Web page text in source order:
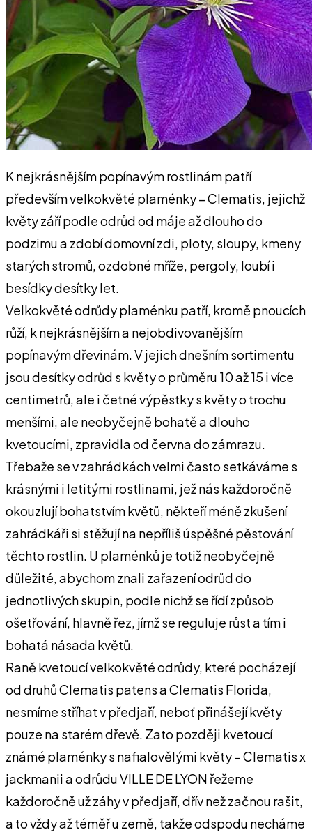
K nejkrásnějším popínavým rostlinám patří
především velkokvěté plaménky – Clematis, jejichž
květy září podle odrůd od máje až dlouho do
podzimu a zdobí domovní zdi, ploty, sloupy, kmeny
starých stromů, ozdobné mříže, pergoly, loubí i
besídky desítky let.
Velkokvěté odrůdy plaménku patří, kromě pnoucích
růží, k nejkrásnějším a nejobdivovanějším
popínavým dřevinám. V jejich dnešním sortimentu
jsou desítky odrůd s květy o průměru 10 až 15 i více
centimetrů, ale i četné výpěstky s květy o trochu
menšími, ale neobyčejně bohatě a dlouho
kvetoucími, zpravidla od června do zámrazu.
Třebaže se v zahrádkách velmi často setkáváme s
krásnými i letitými rostlinami, jež nás každoročně
okouzlují bohatstvím květů, někteří méně zkušení
zahrádkáři si stěžují na nepříliš úspěšné pěstování
těchto rostlin. U plaménků je totiž neobyčejně
důležité, abychom znali zařazení odrůd do
jednotlivých skupin, podle nichž se řídí způsob
ošetřování, hlavně řez, jímž se reguluje růst a tím i
bohatá násada květů.
Raně kvetoucí velkokvěté odrůdy, které pocházejí
od druhů Clematis patens a Clematis Florida,
nesmíme stříhat v předjaří, neboť přinášejí květy
pouze na starém dřevě. Zato později kvetoucí
známé plaménky s nafialovělými květy – Clematis x
jackmanii a odrůdu VILLE DE LYON řežeme
každoročně už záhy v předjaří, dřív než začnou rašit,
a to vždy až téměř u země, takže odspodu necháme